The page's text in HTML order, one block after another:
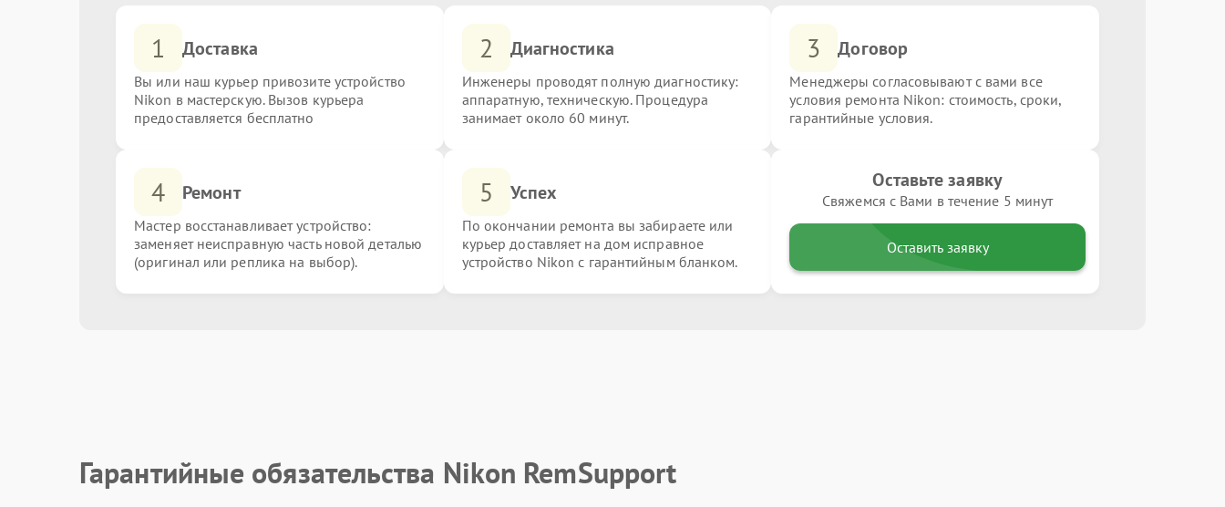
1 Доставка
Вы или наш курьер привозите устройство
Nikon в мастерскую. Вызов курьера
предоставляется бесплатно
2 Диагностика
Инженеры проводят полную диагностику:
аппаратную, техническую. Процедура
занимает около 60 минут.
3 Договор
Менеджеры согласовывают с вами все
условия ремонта Nikon: стоимость, сроки,
гарантийные условия.
4 Ремонт
Мастер восстанавливает устройство:
заменяет неисправную часть новой деталью
(оригинал или реплика на выбор).
5 Успех
По окончании ремонта вы забираете или
курьер доставляет на дом исправное
устройство Nikon с гарантийным бланком.
Оставьте заявку
Свяжемся с Вами в течение 5 минут
Оставить заявку
Гарантийные обязательства Nikon RemSupport